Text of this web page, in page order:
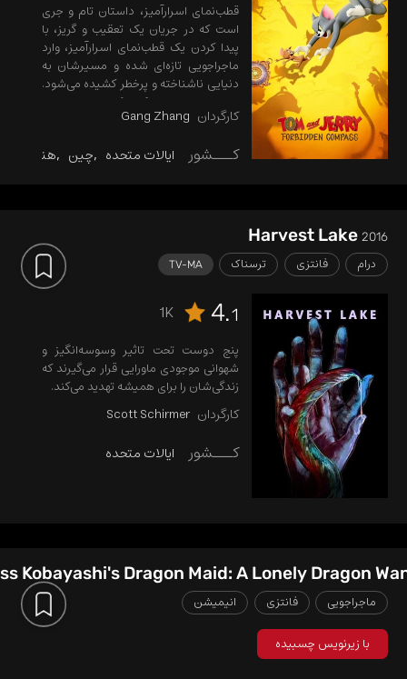
قطب‌نمای اسرارآمیز، داستان تام و جری
است که در جریان یک تعقیب و گریز، با
پیدا کردن یک قطب‌نمای اسرارآمیز، وارد
ماجراجویی تازه‌ای شده و مسیرشان به
دنیایی ناشناخته و پرخطر کشیده می‌شود.
حالا باید با هم همکاری کرده تا راهی برای
بازگشت به خانه پیدا کنند.
کارگردان Gang Zhang
کـــشور ایالات متحده چین هند
Harvest Lake 2016
درام فانتزی ترسناک TV-MA
4.1
1K
پنج دوست تحت تاثیر وسوسه‌انگیز و
شهوانی موجودی ماورایی قرار می‌گیرند که
زندگی‌شان را برای همیشه تهدید می‌کند.
کارگردان Scott Schirmer
کـــشور ایالات متحده
Kobayashi's Dragon Maid: A Lonely Dragon
ماجراجویی فانتزی انیمیشن
با زیرنویس چسبیده